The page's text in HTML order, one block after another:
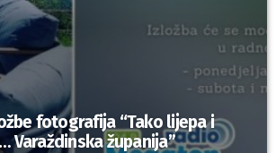
fotografija “Tako lijepa i
Varaždinska županija”